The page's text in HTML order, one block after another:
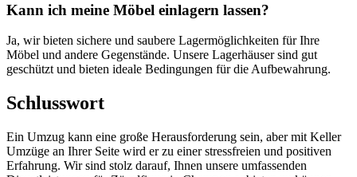
Kann ich meine Möbel einlagern lassen?
Ja, wir bieten sichere und saubere Lagermöglichkeiten für Ihre
Möbel und andere Gegenstände. Unsere Lagerhäuser sind gut
geschützt und bieten ideale Bedingungen für die Aufbewahrung.
Schlusswort
Ein Umzug kann eine große Herausforderung sein, aber mit Keller
Umzüge an Ihrer Seite wird er zu einer stressfreien und positiven
Erfahrung. Wir sind stolz darauf, Ihnen unsere umfassenden